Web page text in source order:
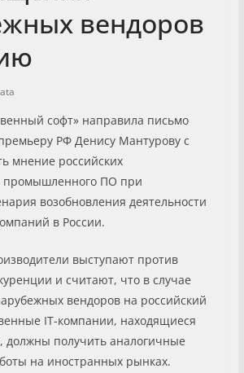
вендоров
софт» направила письмо
РФ Денису Мантурову с
мнение российских
промышленного ПО при
возобновления деятельности
в России.
выступают против
и считают, что в случае
вендоров на российский
IT-компании, находящиеся
должны получить аналогичные
на иностранных рынках.